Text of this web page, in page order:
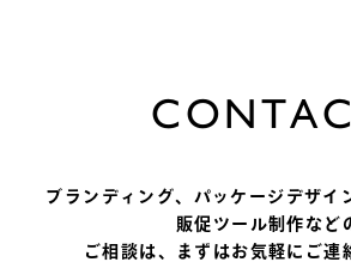
CONTA
ブランディング、パッケージデザイ
販促ツール制作など
ご相談は、まずはお気軽にご連